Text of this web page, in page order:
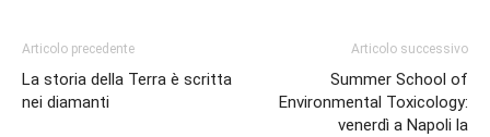
Articolo precedente
La storia della Terra è scritta
nei diamanti
Articolo successivo
Summer School of
Environmental Toxicology:
venerdì a Napoli la